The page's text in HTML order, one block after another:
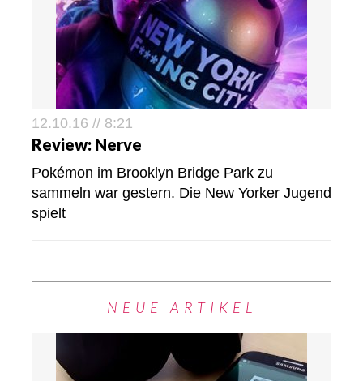
12.10.16 // 8:21
Review: Nerve
Pokémon im Brooklyn Bridge Park zu
sammeln war gestern. Die New Yorker Jugend
spielt
NEUE ARTIKEL